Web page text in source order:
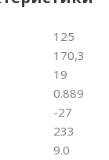
125
170,3
19
0.889
-27
233
9.0